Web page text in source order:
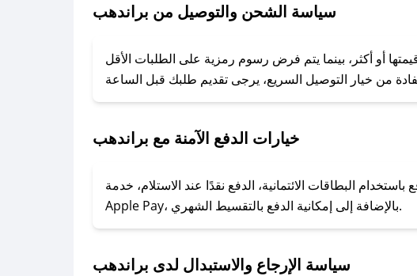
الإلكتروني، وسنقوم بحل المشكلة في أسرع وقت ممكن.
### ماذا أفعل إذا لم أجد كود خصم لمتجري المفضل؟
للحصول على كوبونات وخصومات حصرية، قم بما يلي:
- اضغط على أيقونة متابعة لمتجر براندهب في تطبيق صحصح.
- تابع حسابنا الرسمي على تويتر وقم بتفعيل زر التنبيهات.
سياسة الشحن والتوصيل من براندهب
أو أكثر، بينما يتم فرض رسوم رمزية على الطلبات الأقل
خيارات الدفع الآمنة مع براندهب
البطاقات الائتمانية، الدفع نقدًا عند الاستلام، خدمة
Apple Pay، بالإضافة إلى إمكانية الدفع بالتقسيط الشهري.
سياسة الإرجاع والاستبدال لدى براندهب